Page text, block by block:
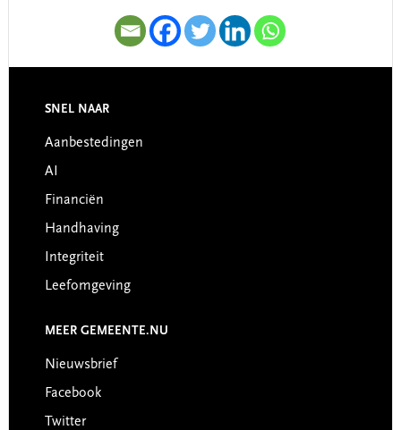
Footer
SNEL NAAR
Aanbestedingen
AI
Financiën
Handhaving
Integriteit
Leefomgeving
MEER GEMEENTE.NU
Nieuwsbrief
Facebook
Twitter